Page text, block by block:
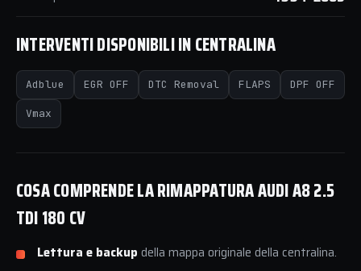
INTERVENTI DISPONIBILI IN CENTRALINA
Adblue EGR OFF DTC Removal FLAPS DPF OFF
Vmax
COSA COMPRENDE LA RIMAPPATURA AUDI A8 2.5
TDI 180 CV
Lettura e backup della mappa originale della centralina.